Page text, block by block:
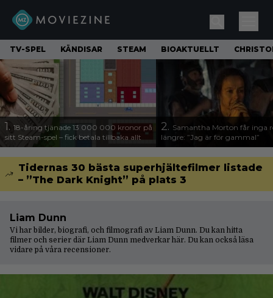
TV-SPEL KÄNDISAR STEAM BIOAKTUELLT
1. 18-åring tjänade 13 000 000 kronor på
sitt Steam-spel – fick betala tillbaka allt
2. Samantha Morton får inga
längre: ”Jag är för gammal”
Tidernas 30 bästa superhjältefilmer listade
– ”The Dark Knight” på plats 3
Liam Dunn
Vi har bilder, biografi, och filmografi av Liam Dunn. Du kan hitta
filmer och serier där Liam Dunn medverkar här. Du kan också läsa
vidare på våra recensioner.